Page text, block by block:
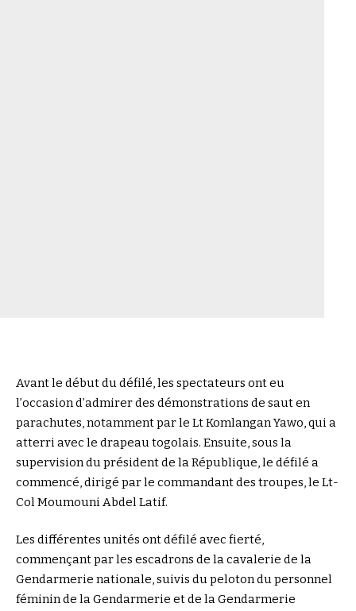
Avant le début du défilé, les spectateurs ont eu
l’occasion d’admirer des démonstrations de saut en
parachutes, notamment par le Lt Komlangan Yawo, qui a
atterri avec le drapeau togolais. Ensuite, sous la
supervision du président de la République, le défilé a
commencé, dirigé par le commandant des troupes, le Lt-
Col Moumouni Abdel Latif.
Les différentes unités ont défilé avec fierté,
commençant par les escadrons de la cavalerie de la
Gendarmerie nationale, suivis du peloton du personnel
féminin de la Gendarmerie et de la Gendarmerie